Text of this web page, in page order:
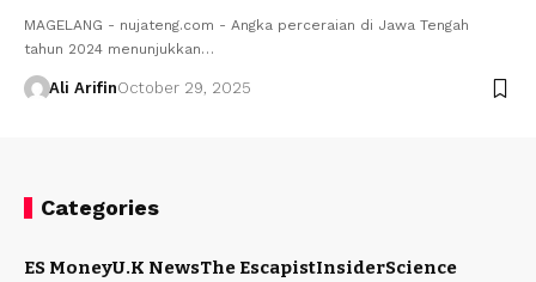
MAGELANG - nujateng.com - Angka perceraian di Jawa Tengah
tahun 2024 menunjukkan…
Ali ArifinOctober 29, 2025
Categories
ES MoneyU.K NewsThe EscapistInsiderScience